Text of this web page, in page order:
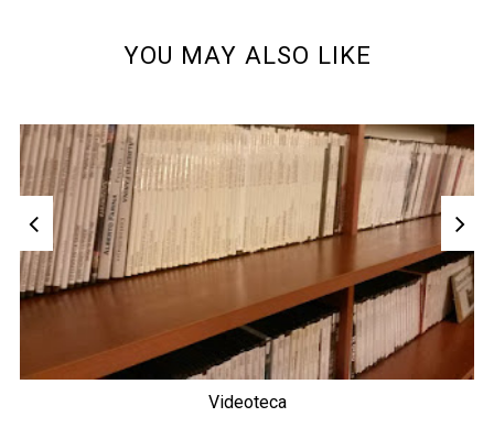
YOU MAY ALSO LIKE
Videoteca